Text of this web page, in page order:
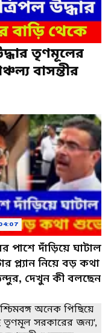
তৃণমূলের
বাসন্তীর
পাশে দাঁড়িয়ে ঘাটাল
প্ল্যান নিয়ে বড় কথা
দেখুন কী বলছেন